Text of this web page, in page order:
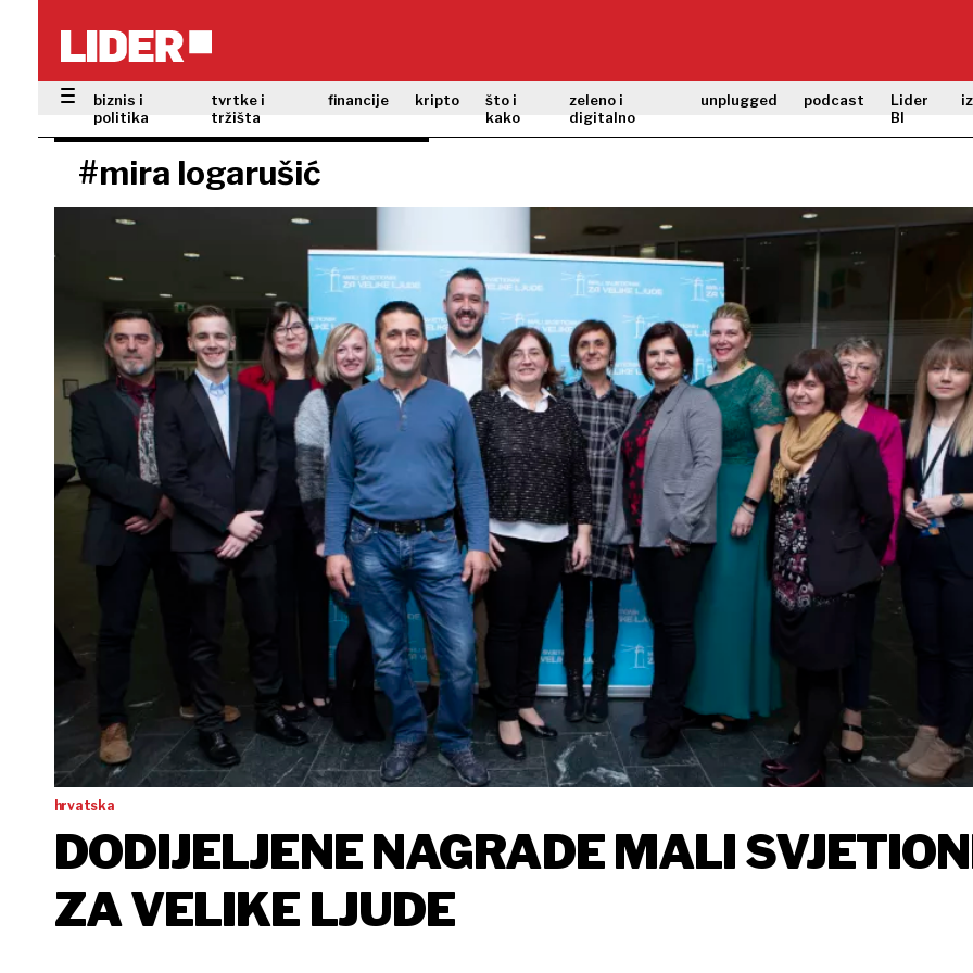
biznis i
politika
tvrtke i
tržišta
financije kripto
što i
kako
zeleno i
digitalno
unplugged podcast
Lider
BI
#mira logarušić
hrvatska
DODIJELJENE NAGRADE MALI
ZA VELIKE LJUDE